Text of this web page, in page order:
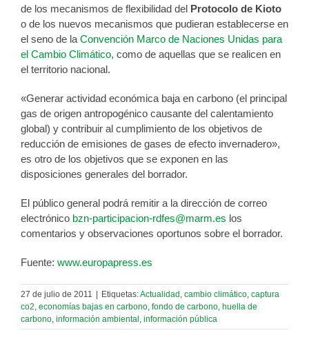
de los mecanismos de flexibilidad del Protocolo de Kioto
o de los nuevos mecanismos que pudieran establecerse en
el seno de la Convención Marco de Naciones Unidas para
el Cambio Climático, como de aquellas que se realicen en
el territorio nacional.
«Generar actividad económica baja en carbono (el principal
gas de origen antropogénico causante del calentamiento
global) y contribuir al cumplimiento de los objetivos de
reducción de emisiones de gases de efecto invernadero»,
es otro de los objetivos que se exponen en las
disposiciones generales del borrador.
El público general podrá remitir a la dirección de correo
electrónico bzn-participacion-rdfes@marm.es los
comentarios y observaciones oportunos sobre el borrador.
Fuente: www.europapress.es
27 de julio de 2011 | Etiquetas:Actualidad, cambio climático, captura
co2, economías bajas en carbono, fondo de carbono, huella de
carbono, información ambiental, información pública